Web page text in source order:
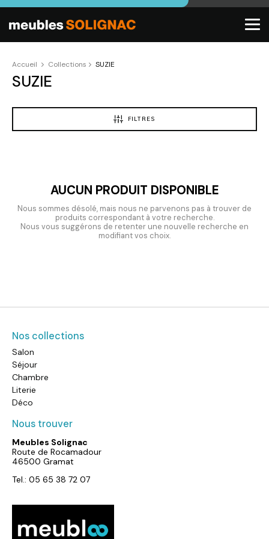
Accueil Collections SUZIE
SUZIE
FILTRES
AUCUN PRODUIT DISPONIBLE
Nous sommes désolé, mais nous ne parvenons pas à trouver de
produits correspondant à votre recherche.
Nous vous suggérons de retenter une nouvelle recherche en
modifiant vos choix.
Nos collections
Salon
Séjour
Chambre
Literie
Déco
Nous trouver
Meubles Solignac
Route de Rocamadour
46500 Gramat
Tel.: 05 65 38 72 07